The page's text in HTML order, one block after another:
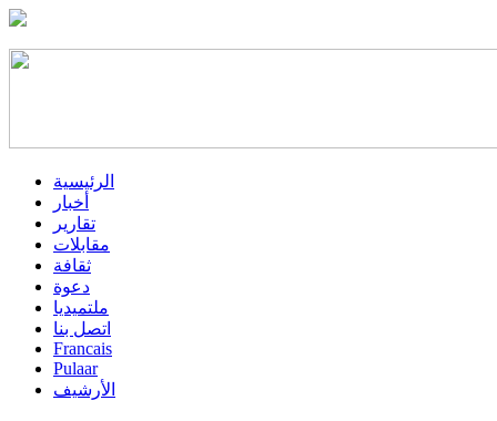
الرئيسية
أخبار
تقارير
مقابلات
ثقافة
دعوة
ملتميديا
اتصل بنا
Francais
Pulaar
الأرشيف